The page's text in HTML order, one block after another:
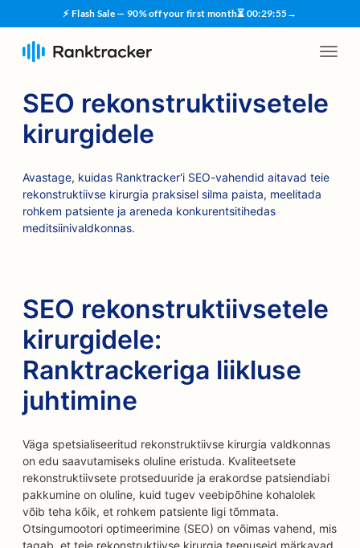
⚡ Flash Sale — 90% off your first month⏳ 00:29:55→
SEO rekonstruktiivsetele
kirurgidele
Avastage, kuidas Ranktracker'i SEO-vahendid aitavad teie
rekonstruktiivse kirurgia praksisel silma paista, meelitada
rohkem patsiente ja areneda konkurentsitihedas
meditsiinivaldkonnas.
SEO rekonstruktiivsetele
kirurgidele:
Ranktrackeriga liikluse
juhtimine
Väga spetsialiseeritud rekonstruktiivse kirurgia valdkonnas
on edu saavutamiseks oluline eristuda. Kvaliteetsete
rekonstruktiivsete protseduuride ja erakordse patsiendiabi
pakkumine on oluline, kuid tugev veebipõhine kohalolek
võib teha kõik, et rohkem patsiente ligi tõmmata.
Otsingumootori optimeerimine (SEO) on võimas vahend, mis
tagab, et teie rekonstruktiivse kirurgia teenuseid märkavad